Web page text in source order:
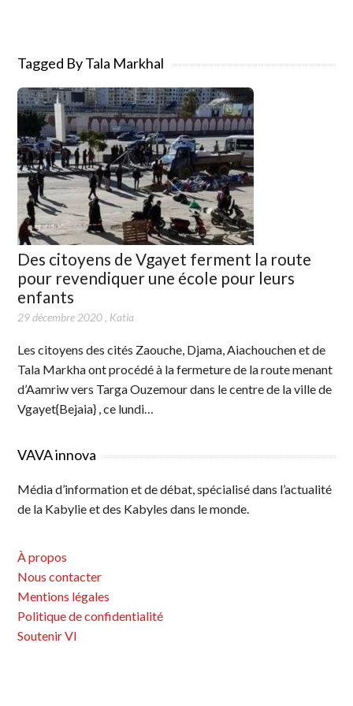
Tagged By Tala Markhal
Des citoyens de Vgayet ferment la route
pour revendiquer une école pour leurs
enfants
29 décembre 2020, Katia
Les citoyens des cités Zaouche, Djama, Aiachouchen et de
Tala Markha ont procédé à la fermeture de la route menant
d’Aamriw vers Targa Ouzemour dans le centre de la ville de
Vgayet{Bejaia} , ce lundi…
VAVA innova
Média d’information et de débat, spécialisé dans l’actualité
de la Kabylie et des Kabyles dans le monde.
À propos
Nous contacter
Mentions légales
Politique de confidentialité
Soutenir VI